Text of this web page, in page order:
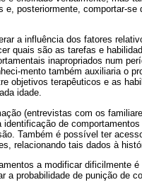
posteriormente, comportar-se
a influência dos fatores
quais são as tarefas e
inapropriados num
mento também auxiliaria o
objetivos terapêuticos e as
idade.
(entrevistas com os
de
Também é possível ter
relacionando tais dados à
a modificar dificilmente
probabilidade de punição de